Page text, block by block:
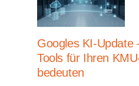
Googles KI-Update
Tools für Ihren
bedeuten